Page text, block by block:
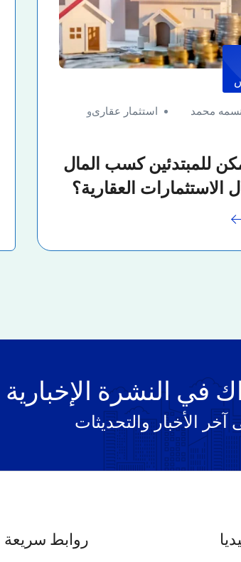
محمد استثمار عقارىو
للمبتدئين كسب المال
الاستثمارات العقارية؟
في النشرة الإخبارية
الأخبار والتحديثات
روابط سريعة